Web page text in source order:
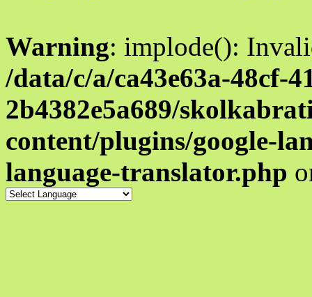
Warning: implode():
/data/c/a/ca43e63a-48cf-
2b4382e5a689/
content/plugins/google-
language-translator.php